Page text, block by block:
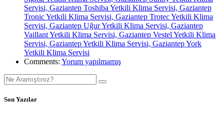
Servisi, Gaziantep Toshiba Yetkili Klima Servisi, Gaziantep
Tronic Yetkili Klima Servisi, Gaziantep Trotec Yetkili Klima
Servisi, Gaziantep Uğur Yetkili Klima Servisi, Gaziantep
Vaillant Yetkili Klima Servisi, Gaziantep Vestel Yetkili Klima
Servisi, Gaziantep Yetkili Klima Servisi, Gaziantep York
Yetkili Klima Servisi
Comments: Yorum yapılmamış
Son Yazılar